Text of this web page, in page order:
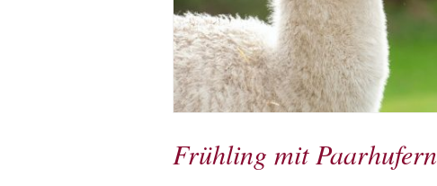
Frühling mit Paarhufern